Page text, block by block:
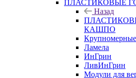
ПЛАСТИКОВЫЕ
Назад
КАШПО
Ламела
ИнГрин
ЛивИнГрин
Модули для